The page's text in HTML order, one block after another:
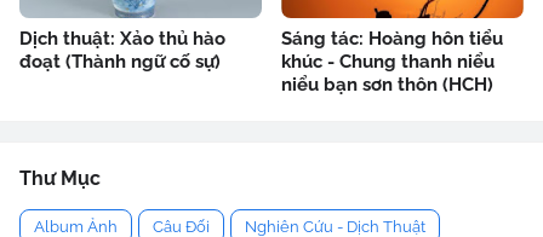
Dịch thuật: Xảo thủ hào
đoạt (Thành ngữ cố sự)
Sáng tác: Hoàng hôn tiểu
khúc - Chung thanh niểu
niểu bạn sơn thôn (HCH)
Thư Mục
Album Ảnh Câu Đối Nghiên Cứu - Dịch Thuật